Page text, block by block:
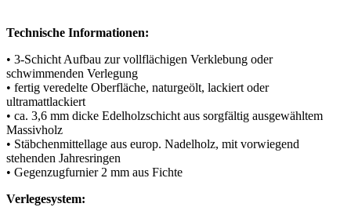
Technische Informationen:
• 3-Schicht Aufbau zur vollflächigen Verklebung oder
schwimmenden Verlegung
• fertig veredelte Oberfläche, naturgeölt, lackiert oder
ultramattlackiert
• ca. 3,6 mm dicke Edelholzschicht aus sorgfältig ausgewähltem
Massivholz
• Stäbchenmittellage aus europ. Nadelholz, mit vorwiegend
stehenden Jahresringen
• Gegenzugfurnier 2 mm aus Fichte
Verlegesystem: